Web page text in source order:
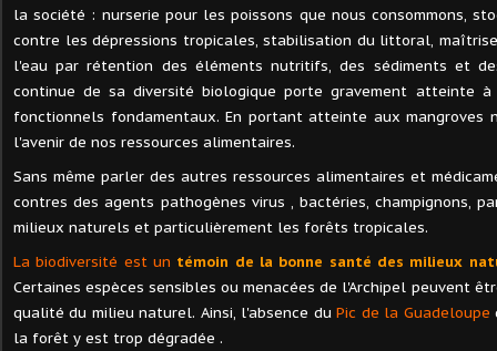
la société : nurserie pour les poissons que nous consommons,
contre les dépressions tropicales, stabilisation du littoral,
l'eau par rétention des éléments nutritifs, des sédiments et
continue de sa diversité biologique porte gravement atteinte
fonctionnels fondamentaux. En portant atteinte aux mangroves
l'avenir de nos ressources alimentaires.
Sans même parler des autres ressources alimentaires et
contres des agents pathogènes virus , bactéries, champignons,
milieux naturels et particulièrement les forêts tropicales.
La biodiversité est un témoin de la bonne santé des milieux
Certaines espèces sensibles ou menacées de l'Archipel peuvent
qualité du milieu naturel. Ainsi, l'absence duPic de la Guadeloupe
la forêt y est trop dégradée .